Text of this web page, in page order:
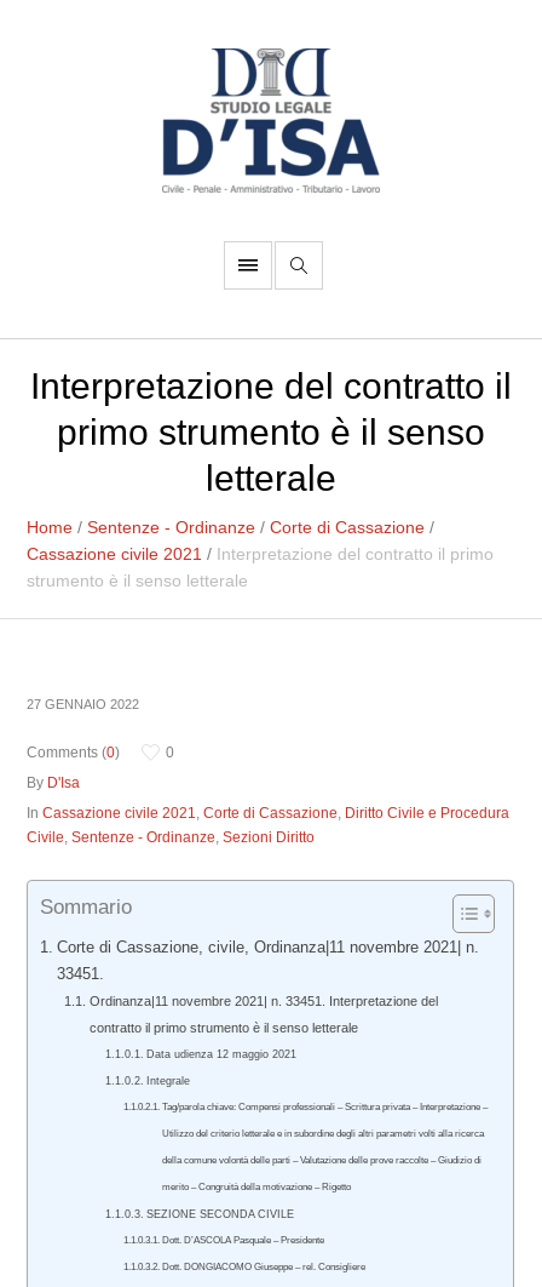
Interpretazione del contratto il
primo strumento è il senso
letterale
Home /Sentenze - Ordinanze /Corte di Cassazione /
Cassazione civile 2021 / Interpretazione del contratto il primo
strumento è il senso letterale
27 GENNAIO 2022
Comments (0)
0
By D'Isa
InCassazione civile 2021,Corte di Cassazione, Diritto Civile e Procedura
Civile,Sentenze - Ordinanze,Sezioni Diritto
Sommario
Corte di Cassazione, civile, Ordinanza|11 novembre 2021| n.
33451.
Ordinanza|11 novembre 2021| n. 33451. Interpretazione del
contratto il primo strumento è il senso letterale
Data udienza 12 maggio 2021
Integrale
Tag/parola chiave: Compensi professionali – Scrittura privata – Interpretazione –
Utilizzo del criterio letterale e in subordine degli altri parametri volti alla ricerca
della comune volontà delle parti – Valutazione delle prove raccolte – Giudizio di
merito – Congruità della motivazione – Rigetto
SEZIONE SECONDA CIVILE
Dott. D’ASCOLA Pasquale – Presidente
Dott. DONGIACOMO Giuseppe – rel. Consigliere